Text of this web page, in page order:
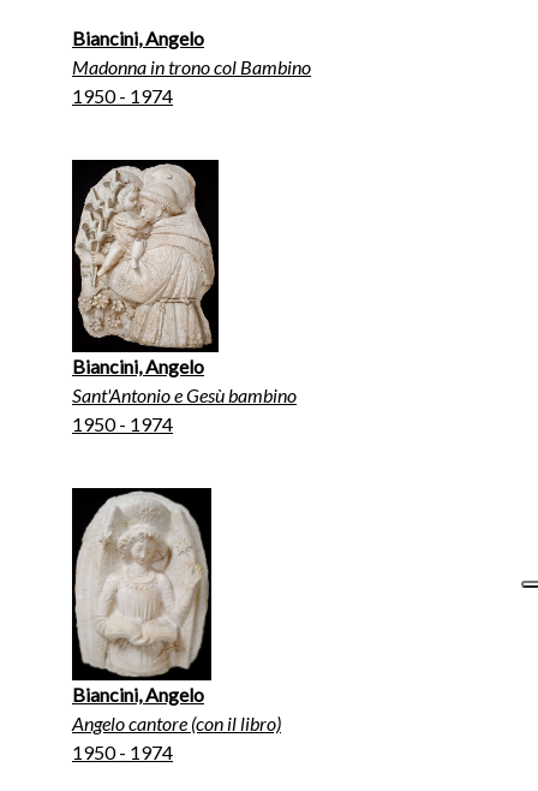
Biancini, Angelo
Madonna in trono col Bambino
1950 - 1974
Biancini, Angelo
Sant'Antonio e Gesù bambino
1950 - 1974
Biancini, Angelo
Angelo cantore (con il libro)
1950 - 1974